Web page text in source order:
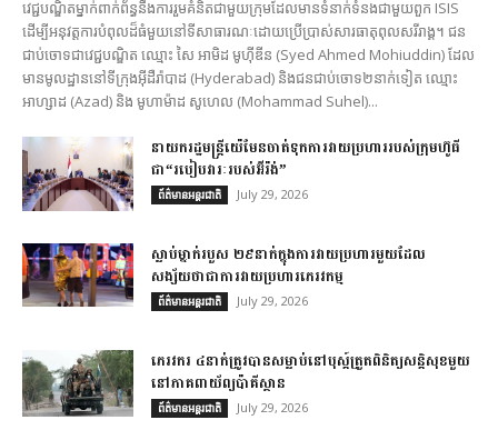
វេជ្ជបណ្ឌិតម្នាក់ពាក់ព័ន្ធនឹងការរួមគំនិតជាមួយក្រុមដែលមានទំនាក់ទំនងជាមួយពួក ISIS
ដើម្បីអនុវត្តការបំពុលដ៏ធំមួយនៅទីសាធារណៈដោយប្រើប្រាស់សារធាតុពុលសរីរាង្គ។ ជន
ជាប់ចោទជាវេជ្ជបណ្ឌិត ឈ្មោះ សៃ អាមិដ មូហ៊ីឌីន (Syed Ahmed Mohiuddin) ដែល
មានមូលដ្ឋាននៅទីក្រុងអ៊ីដឺរ៉ាបាដ (Hyderabad) និងជនជាប់ចោទ២នាក់ទៀត ឈ្មោះ
អាហ្សាដ (Azad) និង មូហាម៉ាដ សូហេល (Mohammad Suhel)...
នាយករដ្ឋមន្ត្រីយ៉េមែនចាត់ទុកការវាយប្រហាររបស់ក្រុមហ៊ូធី
ជា“របៀបវារៈរបស់អ៊ីរ៉ង់”
ព័ត៌មានអន្តរជាតិ July 29, 2026
ស្លាប់ម្នាក់របួស ២៩នាក់ក្នុងការវាយប្រហារមួយដែល
សង្ស័យថាជាការវាយប្រហារភេរវកម្ម
ព័ត៌មានអន្តរជាតិ July 29, 2026
ភេរវករ ៤នាក់ត្រូវបានសម្លាប់នៅបុស្ត៍ត្រួតពិនិត្យសន្តិសុខមួយ
នៅភាគពាយ័ព្យប៉ាគីស្ថាន
ព័ត៌មានអន្តរជាតិ July 29, 2026